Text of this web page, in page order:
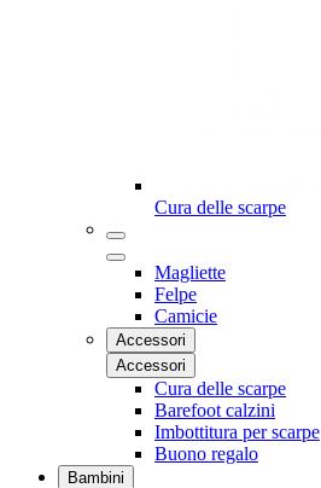
Cura delle scarpe
Magliette
Felpe
Camicie
Accessori
Accessori
Cura delle scarpe
Barefoot calzini
Imbottitura per scarpe
Buono regalo
Bambini